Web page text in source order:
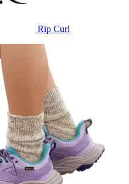
Rip Curl